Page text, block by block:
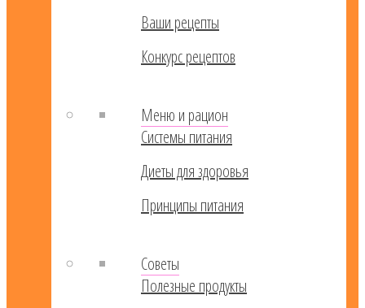
Ваши рецепты
Конкурс рецептов
Меню и рацион
Системы питания
Диеты для здоровья
Принципы питания
Советы
Полезные продукты